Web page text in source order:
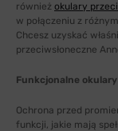
również okulary
w połączeniu z
Chcesz uzyskać
przeciwsłoneczne
Funkcjonalne
Ochrona przed
funkcji, jakie mają